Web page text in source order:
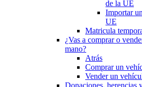
de la UE
Importar
UE
Matricula
¿Vas a comprar o
mano?
Atrás
Comprar un
Vender un